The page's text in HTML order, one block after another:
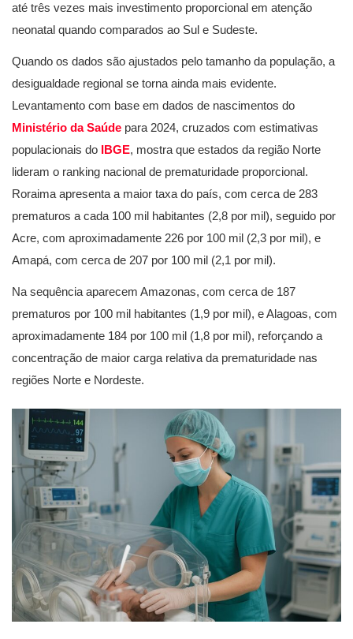
até três vezes mais investimento proporcional em atenção
neonatal quando comparados ao Sul e Sudeste.
Quando os dados são ajustados pelo tamanho da população, a
desigualdade regional se torna ainda mais evidente.
Levantamento com base em dados de nascimentos do
Ministério da Saúde para 2024, cruzados com estimativas
populacionais do IBGE, mostra que estados da região Norte
lideram o ranking nacional de prematuridade proporcional.
Roraima apresenta a maior taxa do país, com cerca de 283
prematuros a cada 100 mil habitantes (2,8 por mil), seguido por
Acre, com aproximadamente 226 por 100 mil (2,3 por mil), e
Amapá, com cerca de 207 por 100 mil (2,1 por mil).
Na sequência aparecem Amazonas, com cerca de 187
prematuros por 100 mil habitantes (1,9 por mil), e Alagoas, com
aproximadamente 184 por 100 mil (1,8 por mil), reforçando a
concentração de maior carga relativa da prematuridade nas
regiões Norte e Nordeste.